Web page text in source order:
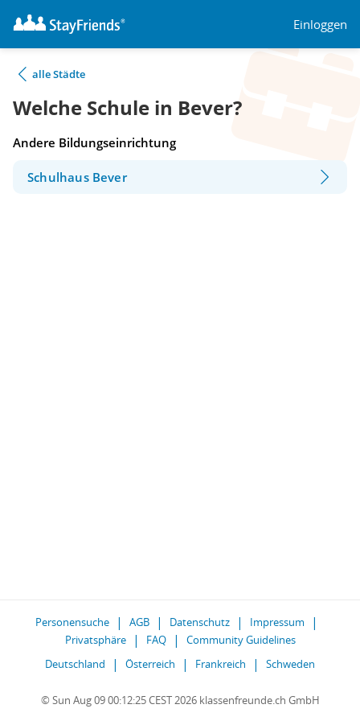
Einloggen
alle Städte
Welche Schule in Bever?
Andere Bildungseinrichtung
Schulhaus Bever
Personensuche AGB Datenschutz
Impressum
Privatsphäre
FAQ
Community Guidelines
Deutschland
Österreich Frankreich Schweden
© Sun Aug 09 00:12:25 CEST 2026 klassenfreunde.ch GmbH